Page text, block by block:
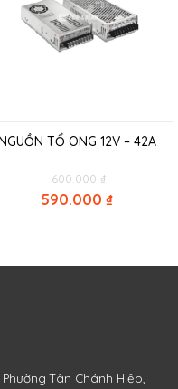
TỔ ONG 12V – 42A
600.000₫Original
price
was:
590.000 ₫
PhườngTân Chánh Hiệp,